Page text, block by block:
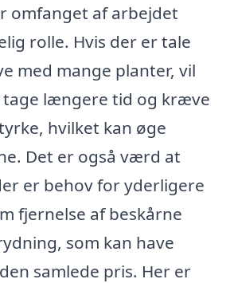
omfanget af arbejdet
rolle. Hvis der er tale
med mange planter, vil
længere tid og kræve
hvilket kan øge
Det er også værd at
er behov for yderligere
fjernelse af beskårne
som kan have
samlede pris. Her er